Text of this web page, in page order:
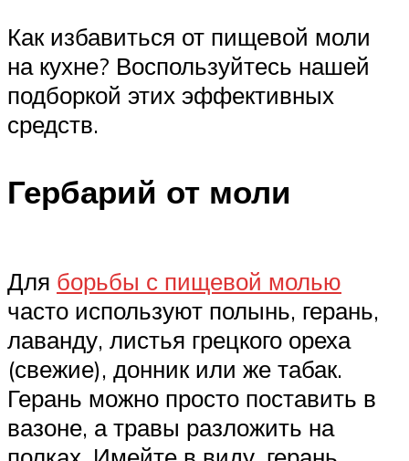
Как избавиться от пищевой моли
на кухне? Воспользуйтесь нашей
подборкой этих эффективных
средств.
Гербарий от моли
Для борьбы с пищевой молью
часто используют полынь, герань,
лаванду, листья грецкого ореха
(свежие), донник или же табак.
Герань можно просто поставить в
вазоне, а травы разложить на